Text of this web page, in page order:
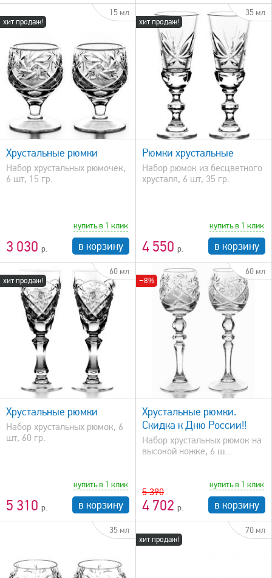
хит продаж!
15 мл
Хрустальные рюмки
Набор хрустальных рюмочек,
6 шт, 15 гр.
3 030
купить в 1 клик
в корзину
хит продаж!
35 мл
быстрый просмотр
Рюмки хрустальные
Набор рюмок из бесцветного
хрусталя, 6 шт, 35 гр.
4 550
купить в 1 клик
в корзину
хит продаж!
60 мл
Хрустальные рюмки
Набор хрустальных рюмок, 6
шт, 60 гр.
5 310
купить в 1 клик
в корзину
−8%
60 мл
быстрый просмотр
Хрустальные рюмки.
Скидка к Дню России!!
Набор хрустальных рюмок на
высокой ножке, 6 ш...
5 390
4 702
купить в 1 клик
в корзину
35 мл
хит продаж!
70 мл